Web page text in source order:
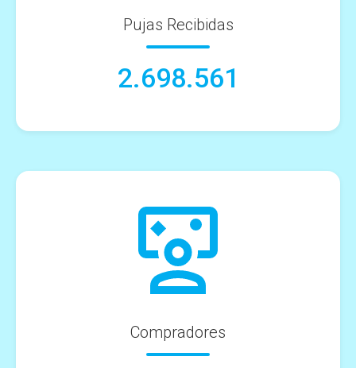
Pujas Recibidas
2.698.561
Compradores